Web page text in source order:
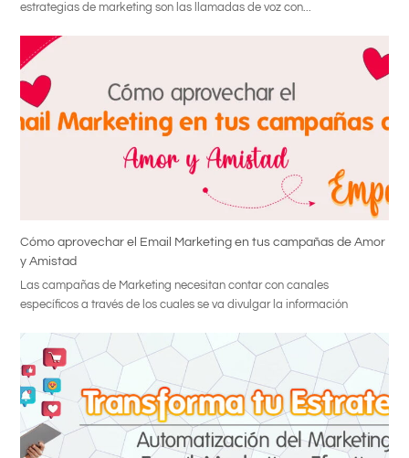
estrategias de marketing son las llamadas de voz con...
Cómo aprovechar el Email Marketing en tus campañas de Amor
y Amistad
Las campañas de Marketing necesitan contar con canales
específicos a través de los cuales se va divulgar la información